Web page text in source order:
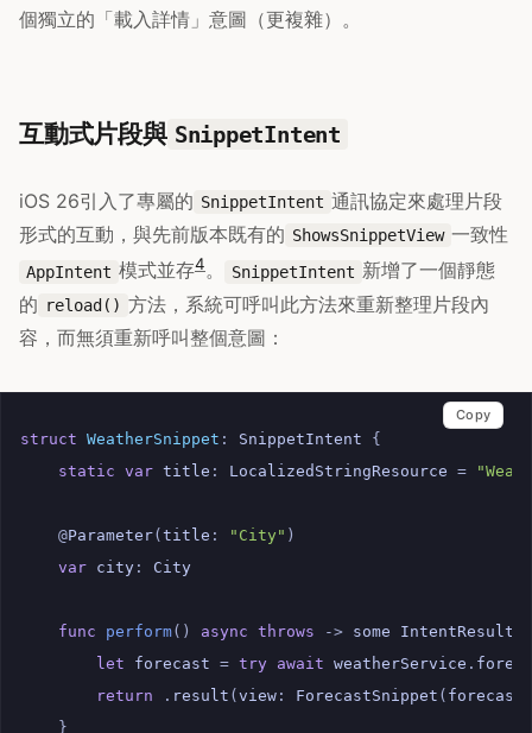
個獨立的「載入詳情」意圖（更複雜）。
互動式片段與 SnippetIntent
iOS 26引入了專屬的 SnippetIntent 通訊協定來處理片段
形式的互動，與先前版本既有的 ShowsSnippetView 一致性
AppIntent 模式並存4。 SnippetIntent 新增了一個靜態
的 reload() 方法，系統可呼叫此方法來重新整理片段內
容，而無須重新呼叫整個意圖：
struct WeatherSnippet : SnippetIntent
{
static var title : LocalizedStringResource =
@Parameter(title : "City" )
var city : City
func perform() async throws -> some IntentResult
let
forecast = try await weatherService .
return
. result (view : ForecastSnippet ( forecast
}
Copy